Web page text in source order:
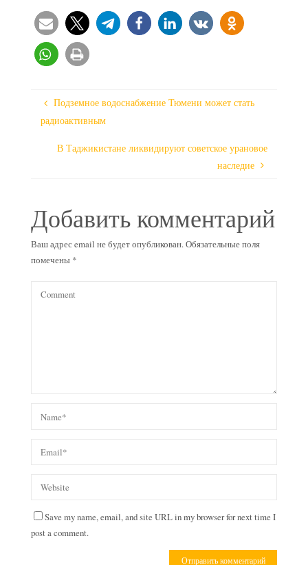
Подземное водоснабжение Тюмени может стать
радиоактивным
В Таджикистане ликвидируют советское урановое
наследие
Добавить комментарий
Ваш адрес email не будет опубликован.Обязательные поля
помечены *
Save my name, email, and site URL in my browser for next time I
post a comment.